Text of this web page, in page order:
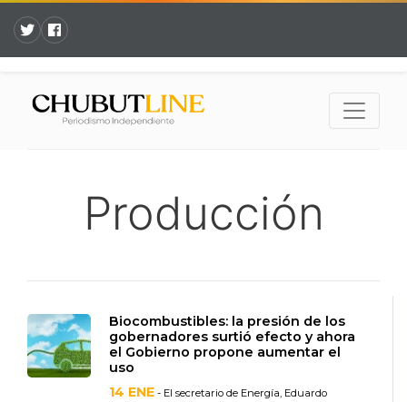
Producción
Biocombustibles: la presión de los
gobernadores surtió efecto y ahora
el Gobierno propone aumentar el
uso
14 ENE - El secretario de Energía, Eduardo